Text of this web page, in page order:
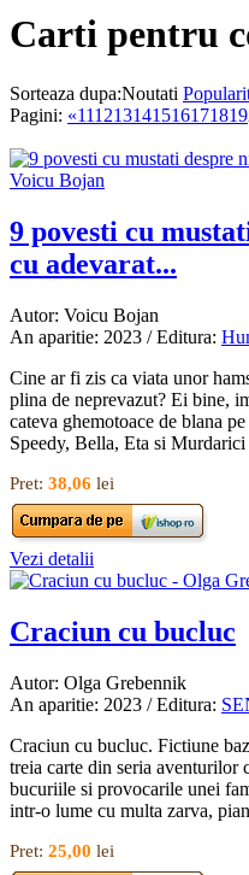
Carti pentru
Sorteaza dupa:Noutati
Pagini: «111213141516171819
9 povesti cu
cu adevarat...
Autor: Voicu Bojan
An aparitie: 2023 / Editura:
Cine ar fi zis ca viata unor
plina de neprevazut? Ei bine,
cateva ghemotoace de blana
Speedy, Bella, Eta si
Pret: 38,06 lei
Vezi detalii
Craciun cu bucluc
Autor: Olga Grebennik
An aparitie: 2023 / Editura:
Craciun cu bucluc. Fictiune
treia carte din seria aventurilor
bucuriile si provocarile unei
intr-o lume cu multa zarva,
Pret: 25,00 lei